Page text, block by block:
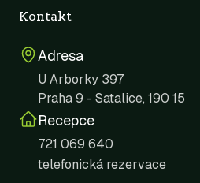
Kontakt
Adresa
U Arborky 397
Praha 9 - Satalice, 190 15
Recepce
721 069 640
telefonická rezervace